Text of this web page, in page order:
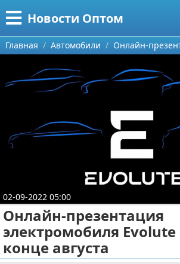
Новости Оптом
Меню
Главная
Категории
Информационные технологии
Автомобили
Природа
Философия
Культура
Поиск
О проекте
Контакты
Сотрудничество
Размещение рекламы
Для правообладателей
Условия предоставления
Главная Автомобили Онлайн-
02-09-2022 05:00
Онлайн-презентация
электромобиля
конце августа